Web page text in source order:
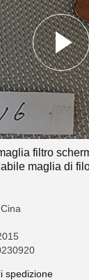
filtro
maglia di
spedizione